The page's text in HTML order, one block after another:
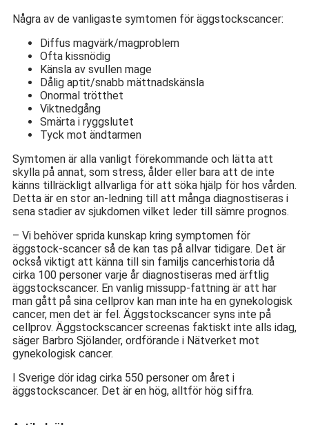
Några av de vanligaste symtomen för äggstockscancer:
Diffus magvärk/magproblem
Ofta kissnödig
Känsla av svullen mage
Dålig aptit/snabb mättnadskänsla
Onormal trötthet
Viktnedgång
Smärta i ryggslutet
Tyck mot ändtarmen
Symtomen är alla vanligt förekommande och lätta att
skylla på annat, som stress, ålder eller bara att de inte
känns tillräckligt allvarliga för att söka hjälp för hos vården.
Detta är en stor an-ledning till att många diagnostiseras i
sena stadier av sjukdomen vilket leder till sämre prognos.
– Vi behöver sprida kunskap kring symptomen för
äggstock-scancer så de kan tas på allvar tidigare. Det är
också viktigt att känna till sin familjs cancerhistoria då
cirka 100 personer varje år diagnostiseras med ärftlig
äggstockscancer. En vanlig missupp-fattning är att har
man gått på sina cellprov kan man inte ha en gynekologisk
cancer, men det är fel. Äggstockscancer syns inte på
cellprov. Äggstockscancer screenas faktiskt inte alls idag,
säger Barbro Sjölander, ordförande i Nätverket mot
gynekologisk cancer.
I Sverige dör idag cirka 550 personer om året i
äggstockscancer. Det är en hög, alltför hög siffra.